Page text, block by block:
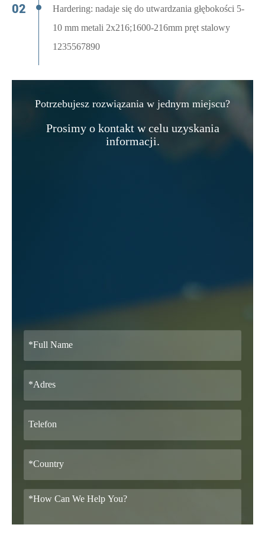
Hardering: nadaje się do utwardzania głębokości 5-
10 mm metali 2x216;1600-216mm pręt stalowy
1235567890
Potrzebujesz rozwiązania w jednym miejscu?
Prosimy o kontakt w celu uzyskania
informacji.